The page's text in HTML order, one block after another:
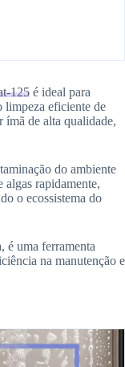
125 é ideal para
limpeza eficiente de
ímã de alta qualidade,
do ambiente
algas rapidamente,
o ecossistema do
é uma ferramenta
na manutenção e